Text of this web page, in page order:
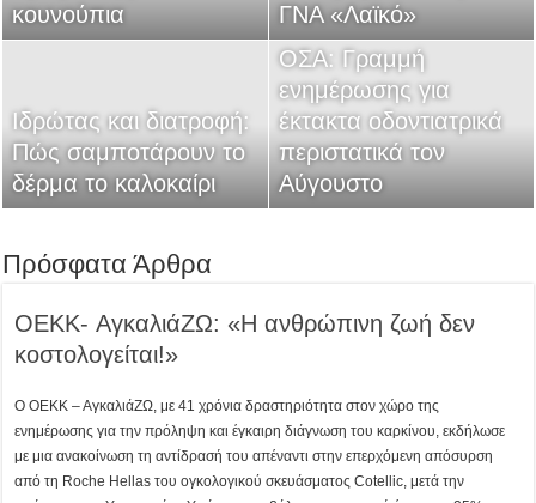
κουνούπια
ΓΝΑ «Λαϊκό»
Ιδρώτας και διατροφή:
Πώς σαμποτάρουν το
δέρμα το καλοκαίρι
ΟΣΑ: Γραμμή
ενημέρωσης για
έκτακτα οδοντιατρικά
περιστατικά τον
Αύγουστο
διαταραχές
κινδύνου
καλοκαίρι: Μια νέα
ματιά στη διαχείρισή
του
εργαλείο αξιολόγησης
της εμπειρίας των
ογκολογικών ασθενών
στα νοσοκομεία – Τι
προβλέπει η πρώτη
φάση
Πρόσφατα Άρθρα
OEKK- ΑγκαλιάΖΩ: «Η ανθρώπινη ζωή δεν
κοστολογείται!»
Ο ΟΕΚΚ – ΑγκαλιάΖΩ, με 41 χρόνια δραστηριότητα στον χώρο της
ενημέρωσης για την πρόληψη και έγκαιρη διάγνωση του καρκίνου, εκδήλωσε
με μια ανακοίνωση τη αντίδρασή του απέναντι στην επερχόμενη απόσυρση
από τη Roche Hellas του ογκολογικού σκευάσματος Cotellic, μετά την